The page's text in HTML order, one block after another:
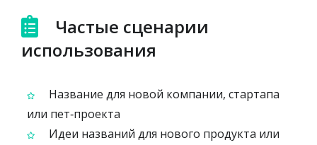
Частые сценарии
использования
Название для новой компании, стартапа
или пет‑проекта
Идеи названий для нового продукта или